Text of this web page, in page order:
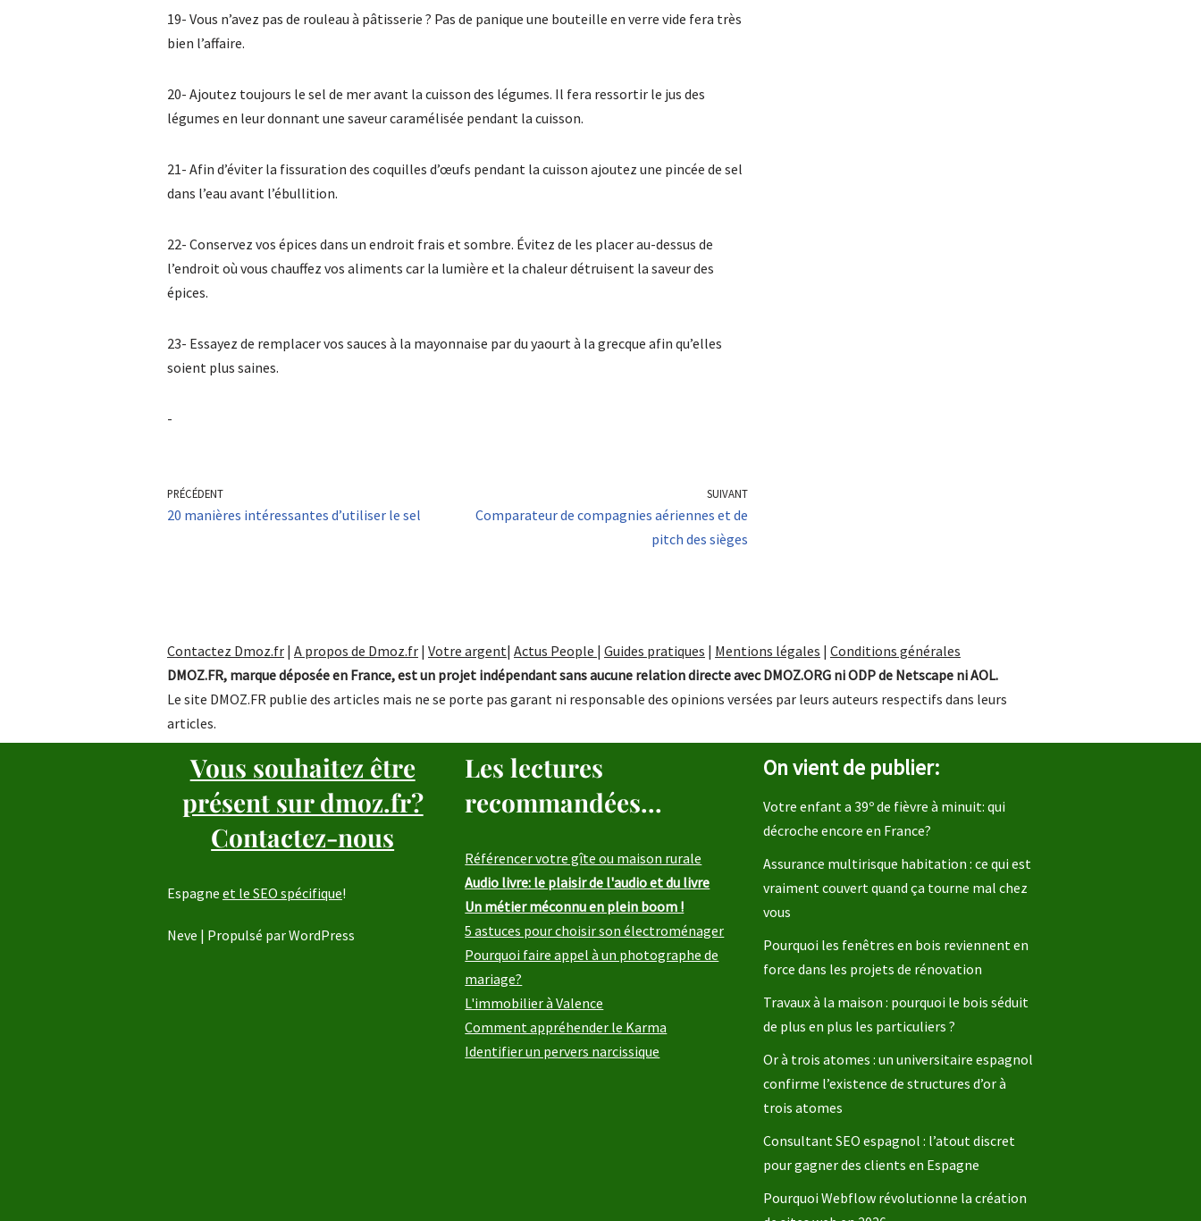
19- Vous n’avez pas de rouleau à pâtisserie ? Pas de panique une bouteille en verre vide fera très
bien l’affaire.
20- Ajoutez toujours le sel de mer avant la cuisson des légumes. Il fera ressortir le jus des
légumes en leur donnant une saveur caramélisée pendant la cuisson.
21- Afin d’éviter la fissuration des coquilles d’œufs pendant la cuisson ajoutez une pincée de sel
dans l’eau avant l’ébullition.
22- Conservez vos épices dans un endroit frais et sombre. Évitez de les placer au-dessus de
l’endroit où vous chauffez vos aliments car la lumière et la chaleur détruisent la saveur des
épices.
23- Essayez de remplacer vos sauces à la mayonnaise par du yaourt à la grecque afin qu’elles
soient plus saines.
-
PRÉCÉDENT
20 manières intéressantes d’utiliser le sel
SUIVANT
Comparateur de compagnies aériennes et de
pitch des sièges
Contactez Dmoz.fr | A propos de Dmoz.fr | Votre argent| Actus People | Guides pratiques | Mentions légales | Conditions générales
DMOZ.FR, marque déposée en France, est un projet indépendant sans aucune relation directe avec DMOZ.ORG ni ODP de Netscape ni AOL.
Le site DMOZ.FR publie des articles mais ne se porte pas garant ni responsable des opinions versées par leurs auteurs respectifs dans leurs
articles.
Vous souhaitez être
présent sur dmoz.fr?
Contactez-nous
Espagne et le SEO spécifique!
Neve | Propulsé parWordPress
Les lectures
recommandées...
Référencer votre gîte ou maison rurale
Audio livre: le plaisir de l'audio et du livre
Un métier méconnu en plein boom !
5 astuces pour choisir son électroménager
Pourquoi faire appel à un photographe de
mariage?
L'immobilier à Valence
Comment appréhender le Karma
Identifier un pervers narcissique
On vient de publier:
Votre enfant a 39º de fièvre à minuit: qui
décroche encore en France?
Assurance multirisque habitation : ce qui est
vraiment couvert quand ça tourne mal chez
vous
Pourquoi les fenêtres en bois reviennent en
force dans les projets de rénovation
Travaux à la maison : pourquoi le bois séduit
de plus en plus les particuliers ?
Or à trois atomes : un universitaire espagnol
confirme l’existence de structures d’or à
trois atomes
Consultant SEO espagnol : l’atout discret
pour gagner des clients en Espagne
Pourquoi Webflow révolutionne la création